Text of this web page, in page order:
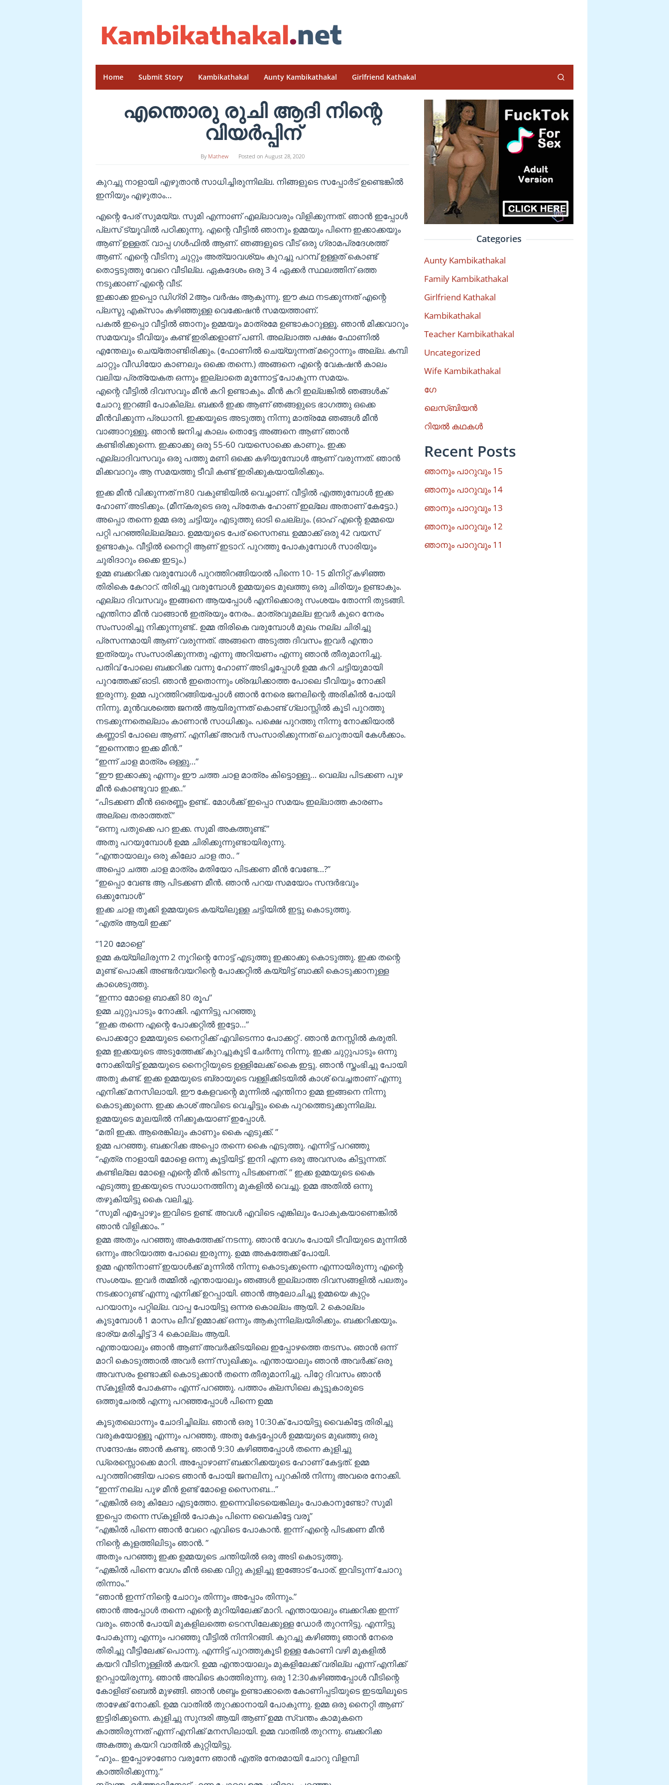
content
Home Submit Story Kambikathakal Aunty Kambikathakal Girlfriend Kathakal
എന്തൊരു രുചി ആദി നിന്റെ
വിയർപ്പിന്
By Mathew Posted on August 28, 2020
കുറച്ചു നാളായി എഴുതാൻ സാധിച്ചിരുന്നില്ല. നിങ്ങളുടെ സപ്പോർട് ഉണ്ടെങ്കിൽ
ഇനിയും എഴുതാം…
എന്റെ പേര് സുമയ്യ. സുമി എന്നാണ് എല്ലാവരും വിളിക്കുന്നത്. ഞാൻ ഇപ്പോൾ
പ്ലസ് ട്യൂവിൽ പഠിക്കുന്നു. എന്റെ വീട്ടിൽ ഞാനും ഉമ്മയും പിന്നെ ഇക്കാക്കയും
ആണ് ഉള്ളത്. വാപ്പ ഗൾഫിൽ ആണ്. ഞങ്ങളുടെ വീട് ഒരു ഗ്രാമപ്രദേശത്ത്
ആണ്. എന്റെ വീടിനു ചുറ്റും അത്യാവശ്യം കുറച്ചു പറമ്പ് ഉള്ളത് കൊണ്ട്
തൊട്ടടുത്തു വേറെ വീടില്ല. ഏകദേശം ഒരു 3 4 ഏക്കർ സ്ഥലത്തിന് ഒത്ത
നടുക്കാണ് എന്റെ വീട്.
ഇക്കാക്ക ഇപ്പൊ ഡിഗ്രി 2ആം വർഷം ആകുന്നു. ഈ കഥ നടക്കുന്നത് എന്റെ
പ്ലസ്ടു എക്സാം കഴിഞ്ഞുള്ള വെക്കേഷൻ സമയത്താണ്.
പകൽ ഇപ്പൊ വീട്ടിൽ ഞാനും ഉമ്മയും മാത്രമേ ഉണ്ടാകാറുള്ളൂ. ഞാൻ മിക്കവാറും
സമയവും ടീവിയും കണ്ട് ഇരിക്കളാണ് പണി. അല്ലാത്ത പക്ഷം ഫോണിൽ
എന്തേലും ചെയ്തോണ്ടിരിക്കും. (ഫോണിൽ ചെയ്യുന്നത് മറ്റൊന്നും അല്ല. കമ്പി
ചാറ്റും വീഡിയോ കാണലും ഒക്കെ തന്നെ.) അങ്ങനെ എന്റെ വേകഷൻ കാലം
വലിയ പ്രത്യേകത ഒന്നും ഇല്ലാതെ മുന്നോട്ട് പോകുന്ന സമയം.
എന്റെ വീട്ടിൽ ദിവസവും മീൻ കറി ഉണ്ടാകും. മീൻ കറി ഇല്ലങ്കിൽ ഞങ്ങൾക്
ചോറു ഇറങ്ങി പോകില്ല. ബക്കർ ഇക്ക ആണ് ഞങ്ങളുടെ ഭാഗത്തു ഒക്കെ
മീൻവിക്കുന്ന പ്രധാനി. ഇക്കയുടെ അടുത്തു നിന്നു മാത്രമേ ഞങ്ങൾ മീൻ
വാങ്ങാറുള്ളൂ. ഞാൻ ജനിച്ച കാലം തൊട്ടേ അങ്ങനെ ആണ് ഞാൻ
കണ്ടിരിക്കുന്നെ. ഇക്കാക്കു ഒരു 55-60 വയസൊക്കെ കാണും. ഇക്ക
എല്ലാദിവസവും ഒരു പത്തു മണി ഒക്കെ കഴിയുമ്പോൾ ആണ് വരുന്നത്. ഞാൻ
മിക്കവാറും ആ സമയത്തു ടീവി കണ്ട് ഇരിക്കുകയായിരിക്കും.
ഇക്ക മീൻ വിക്കുന്നത് m80 വകുണ്ടിയിൽ വെച്ചാണ്. വീട്ടിൽ എത്തുമ്പോൾ ഇക്ക
ഹോണ് അടിക്കും. (മീന്കരുടെ ഒരു പ്രതേക ഹോണ് ഇല്ലേ അതാണ് കേട്ടോ.)
അപ്പൊ തന്നെ ഉമ്മ ഒരു ചട്ടിയും എടുത്തു ഓടി ചെല്ലും. (ഓഹ് എന്റെ ഉമ്മയെ
പറ്റി പറഞ്ഞില്ലല്ലോ. ഉമ്മയുടെ പേര് സൈനബ. ഉമ്മാക്ക് ഒരു 42 വയസ്
ഉണ്ടാകും. വീട്ടിൽ നൈറ്റി ആണ് ഇടാറ്. പുറത്തു പോകുമ്പോൾ സാരിയും
ചുരിദാറും ഒക്കെ ഇടും.)
ഉമ്മ ബക്കറിക്ക വരുമ്പോൾ പുറത്തിറങ്ങിയാൽ പിന്നെ 10- 15 മിനിറ്റ് കഴിഞ്ഞ
തിരികെ കേറാറ്. തിരിച്ചു വരുമ്പോൾ ഉമ്മയുടെ മുഖത്തു ഒരു ചിരിയും ഉണ്ടാകും.
എല്ലാ ദിവസവും ഇങ്ങനെ ആയപ്പോൾ എനിക്കൊരു സംശയം തോന്നി തുടങ്ങി.
എന്തിനാ മീൻ വാങ്ങാൻ ഇത്രയും നേരം.. മാത്രവുമല്ല ഇവർ കുറെ നേരം
സംസാരിച്ചു നിക്കുന്നുണ്ട്.. ഉമ്മ തിരികെ വരുമ്പോൾ മുഖം നല്ല ചിരിച്ചു
പ്രസന്നമായി ആണ് വരുന്നത്. അങ്ങനെ അടുത്ത ദിവസം ഇവർ എന്താ
ഇത്രയും സംസാരിക്കുന്നതു എന്നു അറിയണം എന്നു ഞാൻ തീരുമാനിച്ചു.
പതിവ് പോലെ ബക്കറിക്ക വന്നു ഹോണ് അടിച്ചപ്പോൾ ഉമ്മ കറി ചട്ടിയുമായി
പുറത്തേക്ക് ഓടി. ഞാൻ ഇതൊന്നും ശ്രദ്ധിക്കാത്ത പോലെ ടീവിയും നോക്കി
ഇരുന്നു. ഉമ്മ പുറത്തിറങ്ങിയപ്പോൾ ഞാൻ നേരെ ജനലിന്റെ അരികിൽ പോയി
നിന്നു. മുൻവശത്തെ ജനൽ ആയിരുന്നത് കൊണ്ട് ഗ്ലാസ്സിൽ കൂടി പുറത്തു
നടക്കുന്നതെല്ലാം കാണാൻ സാധിക്കും. പക്ഷെ പുറത്തു നിന്നു നോക്കിയാൽ
കണ്ണാടി പോലെ ആണ്. എനിക്ക് അവർ സംസാരിക്കുന്നത് ചെറുതായി കേൾക്കാം.
“ഇന്നെന്താ ഇക്ക മീൻ.”
“ഇന്ന് ചാള മാത്രം ഒള്ളു…”
“ഈ ഇക്കാക്കു എന്നും ഈ ചത്ത ചാള മാത്രം കിട്ടൊള്ളു… വെല്ല പിടക്കണ പുഴ
മീൻ കൊണ്ടുവാ ഇക്ക..”
“പിടക്കണ മീൻ ഒരെണ്ണം ഉണ്ട്.. മോൾക്ക് ഇപ്പൊ സമയം ഇല്ലാത്ത കാരണം
അല്ലെ തരാത്തത്.”
“ഒന്നു പതുക്കെ പറ ഇക്ക. സുമി അകത്തുണ്ട്.”
അതു പറയുമ്പോൾ ഉമ്മ ചിരിക്കുന്നുണ്ടായിരുന്നു.
“എന്തായാലും ഒരു കിലോ ചാള താ.. ”
അപ്പൊ ചത്ത ചാള മാത്രം മതിയോ പിടക്കണ മീൻ വേണ്ടേ…?”
“ഇപ്പൊ വേണ്ട ആ പിടക്കണ മീൻ. ഞാൻ പറയ സമയോം സന്ദർഭവും
ഒക്കുമ്പോൾ”
ഇക്ക ചാള തൂക്കി ഉമ്മയുടെ കയ്യിലുള്ള ചട്ടിയിൽ ഇട്ടു കൊടുത്തു.
“എത്ര ആയി ഇക്ക”
“120 മോളെ”
ഉമ്മ കയ്യിലിരുന്ന 2 നൂറിന്റെ നോട്ട് എടുത്തു ഇക്കാക്കു കൊടുത്തു. ഇക്ക തന്റെ
മുണ്ട് പൊക്കി അണ്ടർവയറിന്റെ പോക്കറ്റിൽ കയ്യിട്ട് ബാക്കി കൊടുക്കാനുള്ള
കാശെടുത്തു.
“ഇന്നാ മോളെ ബാക്കി 80 രൂപ”
ഉമ്മ ചുറ്റുപാടും നോക്കി. എന്നിട്ടു പറഞ്ഞു
“ഇക്ക തന്നെ എന്റെ പോക്കറ്റിൽ ഇട്ടോ…”
പൊക്കറ്റോ ഉമ്മയുടെ നൈറ്റിക്ക് എവിടെന്നാ പോക്കറ്റ് . ഞാൻ മനസ്സിൽ കരുതി.
ഉമ്മ ഇക്കയുടെ അടുത്തേക്ക് കുറച്ചുകൂടി ചേർന്നു നിന്നു. ഇക്ക ചുറ്റുപാടും ഒന്നു
നോക്കിയിട്ട് ഉമ്മയുടെ നൈറ്റിയുടെ ഉള്ളിലേക്ക് കൈ ഇട്ടു. ഞാൻ സ്തംഭിച്ചു പോയി
അതു കണ്ട്. ഇക്ക ഉമ്മയുടെ ബ്രായുടെ വള്ളിക്കിടയിൽ കാശ് വെച്ചതാണ് എന്നു
എനിക്ക് മനസിലായി. ഈ കേളവന്റെ മുന്നിൽ എന്തിനാ ഉമ്മ ഇങ്ങനെ നിന്നു
കൊടുക്കുന്നെ. ഇക്ക കാശ് അവിടെ വെച്ചിട്ടും കൈ പുറത്തെടുക്കുന്നില്ല.
ഉമ്മയുടെ മുലയിൽ നിക്കുകയാണ് ഇപ്പോൾ.
“മതി ഇക്ക. ആരെങ്കിലും കാണും കൈ എടുക്ക്. ”
ഉമ്മ പറഞ്ഞു. ബക്കറിക്ക അപ്പൊ തന്നെ കൈ എടുത്തു. എന്നിട്ട് പറഞ്ഞു
“എത്ര നാളായി മോളെ ഒന്നു കൂട്ടിയിട്ട്. ഇനി എന്ന ഒരു അവസരം കിട്ടുന്നത്.
കണ്ടില്ലേ മോളെ എന്റെ മീൻ കിടന്നു പിടക്കണത്. ” ഇക്ക ഉമ്മയുടെ കൈ
എടുത്തു ഇക്കയുടെ സാധാനത്തിനു മുകളിൽ വെച്ചു. ഉമ്മ അതിൽ ഒന്നു
തഴുകിയിട്ടു കൈ വലിച്ചു.
“സുമി എപ്പോഴും ഇവിടെ ഉണ്ട്. അവൾ എവിടെ എങ്കിലും പോകുകയാണെങ്കിൽ
ഞാൻ വിളിക്കാം. ”
ഉമ്മ അതും പറഞ്ഞു അകത്തേക്ക് നടന്നു. ഞാൻ വേഗം പോയി ടീവിയുടെ മുന്നിൽ
ഒന്നും അറിയാത്ത പോലെ ഇരുന്നു. ഉമ്മ അകത്തേക്ക് പോയി.
ഉമ്മ എന്തിനാണ് ഇയാൾക്ക് മുന്നിൽ നിന്നു കൊടുക്കുന്നെ എന്നായിരുന്നു എന്റെ
സംശയം. ഇവർ തമ്മിൽ എന്തായാലും ഞങ്ങൾ ഇല്ലാത്ത ദിവസങ്ങളിൽ പലതും
നടക്കാറുണ്ട് എന്നു എനിക്ക് ഉറപ്പായി. ഞാൻ ആലോചിച്ചു ഉമ്മയെ കുറ്റം
പറയാനും പറ്റില്ല. വാപ്പ പോയിട്ടു ഒന്നര കൊല്ലം ആയി. 2 കൊല്ലം
കൂടുമ്പോൾ 1 മാസം ലീവ് ഉമ്മാക്ക് ഒന്നും ആകുന്നില്ലയിരിക്കും. ബക്കറിക്കയും.
ഭാര്യ മരിച്ചിട്ട് 3 4 കൊല്ലം ആയി.
എന്തായാലും ഞാൻ ആണ് അവർക്കിടയിലെ ഇപ്പോഴത്തെ തടസം. ഞാൻ ഒന്ന്
മാറി കൊടുത്താൽ അവർ ഒന്ന് സുഖിക്കും. എന്തായാലും ഞാൻ അവർക്ക് ഒരു
അവസരം ഉണ്ടാക്കി കൊടുക്കാൻ തന്നെ തീരുമാനിച്ചു. പിറ്റേ ദിവസം ഞാൻ
സ്‌കൂളിൽ പോകണം എന്ന് പറഞ്ഞു. പത്താം ക്ലസിലെ കൂട്ടുകാരുടെ
ഒത്തുചേരൽ എന്നു പറഞ്ഞപ്പോൾ പിന്നെ ഉമ്മ
കൂടുതലൊന്നും ചോദിച്ചില്ല. ഞാൻ ഒരു 10:30ക് പോയിട്ടു വൈകിട്ടേ തിരിച്ചു
വരുകയോള്ളൂ എന്നും പറഞ്ഞു. അതു കേട്ടപ്പോൾ ഉമ്മയുടെ മുഖത്തു ഒരു
സന്ദോഷം ഞാൻ കണ്ടു. ഞാൻ 9:30 കഴിഞ്ഞപ്പോൾ തന്നെ കുളിച്ചു
ഡ്രെസ്സൊക്കെ മാറി. അപ്പോഴാണ് ബക്കറിക്കയുടെ ഹോണ് കേട്ടത്. ഉമ്മ
പുറത്തിറങ്ങിയ പാടെ ഞാൻ പോയി ജനലിനു പുറകിൽ നിന്നു അവരെ നോക്കി.
“ഇന്ന് നല്ല പുഴ മീൻ ഉണ്ട് മോളെ സൈനബ…”
“എങ്കിൽ ഒരു കിലോ എടുത്തോ. ഇന്നെവിടെയെങ്കിലും പോകാനുണ്ടോ? സുമി
ഇപ്പൊ തന്നെ സ്‌കൂളിൽ പോകും പിന്നെ വൈകിട്ടേ വരൂ”
“എങ്കിൽ പിന്നെ ഞാൻ വേറെ എവിടെ പോകാൻ. ഇന്ന് എന്റെ പിടക്കണ മീൻ
നിന്റെ കുളത്തിലിടും ഞാൻ. ”
അതും പറഞ്ഞു ഇക്ക ഉമ്മയുടെ ചന്തിയിൽ ഒരു അടി കൊടുത്തു.
“എങ്കിൽ പിന്നെ വേഗം മീൻ ഒക്കെ വിറ്റു കുളിച്ചു ഇങ്ങോട് പോര്. ഇവിടുന്ന് ചോറു
തിന്നാം.”
“ഞാൻ ഇന്ന് നിന്റെ ചോറും തിന്നും അപ്പോം തിന്നും.”
ഞാൻ അപ്പോൾ തന്നെ എന്റെ മുറിയിലേക്ക് മാറി. എന്തായാലും ബക്കറിക്ക ഇന്ന്
വരും. ഞാൻ പോയി മുകളിലത്തെ ടെറസിലേക്കുള്ള ഡോർ തുറന്നിട്ടു. എന്നിട്ടു
പോകുന്നു എന്നും പറഞ്ഞു വീട്ടിൽ നിന്നിറങ്ങി. കുറച്ചു കഴിഞ്ഞു ഞാൻ നേരെ
തിരിച്ചു വീട്ടിലേക്ക് പൊന്നു. എന്നിട്ട് പുറത്തുകൂടി ഉള്ള കോണി വഴി മുകളിൽ
കയറി വീടിനുള്ളിൽ കയറി. ഉമ്മ എന്തായാലും മുകളിലേക്ക് വരില്ല എന്ന് എനിക്ക്
ഉറപ്പായിരുന്നു. ഞാൻ അവിടെ കാത്തിരുന്നു. ഒരു 12:30കഴിഞ്ഞപ്പോൾ വീടിന്റെ
കോളിങ് ബെൽ മുഴങ്ങി. ഞാൻ ശബ്ദം ഉണ്ടാക്കാതെ കോണിപ്പടിയുടെ ഇടയിലൂടെ
താഴേക്ക് നോക്കി. ഉമ്മ വാതിൽ തുറക്കാനായി പോകുന്നു. ഉമ്മ ഒരു നൈറ്റി ആണ്
ഇട്ടിരിക്കുന്നെ. കുളിച്ചു സുന്ദരി ആയി ആണ് ഉമ്മ സ്വന്തം കാമുകനെ
കാത്തിരുന്നത് എന്ന് എനിക്ക് മനസിലായി. ഉമ്മ വാതിൽ തുറന്നു. ബക്കറിക്ക
അകത്തു കയറി വാതിൽ കുറ്റിയിട്ടു.
“ഹും.. ഇപ്പോഴാണോ വരുന്നേ ഞാൻ എത്ര നേരമായി ചോറു വിളമ്പി
കാത്തിരിക്കുന്നു.”
Categories
Aunty Kambikathakal
Family Kambikathakal
Girlfriend Kathakal
Kambikathakal
Teacher Kambikathakal
Uncategorized
Wife Kambikathakal
ഗേ
ലെസ്ബിയൻ
റിയൽ കഥകൾ
Recent Posts
ഞാനും പാറുവും 15
ഞാനും പാറുവും 14
ഞാനും പാറുവും 13
ഞാനും പാറുവും 12
ഞാനും പാറുവും 11